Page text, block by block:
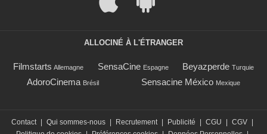
ALLOCINÉ À L'ÉTRANGER
Filmstarts Allemagne SensaCine Espagne Beyazperde Turquie
AdoroCinema Brésil Sensacine México Mexique
Contact | Qui sommes-nous | Recrutement | Publicité | CGU | CGV |